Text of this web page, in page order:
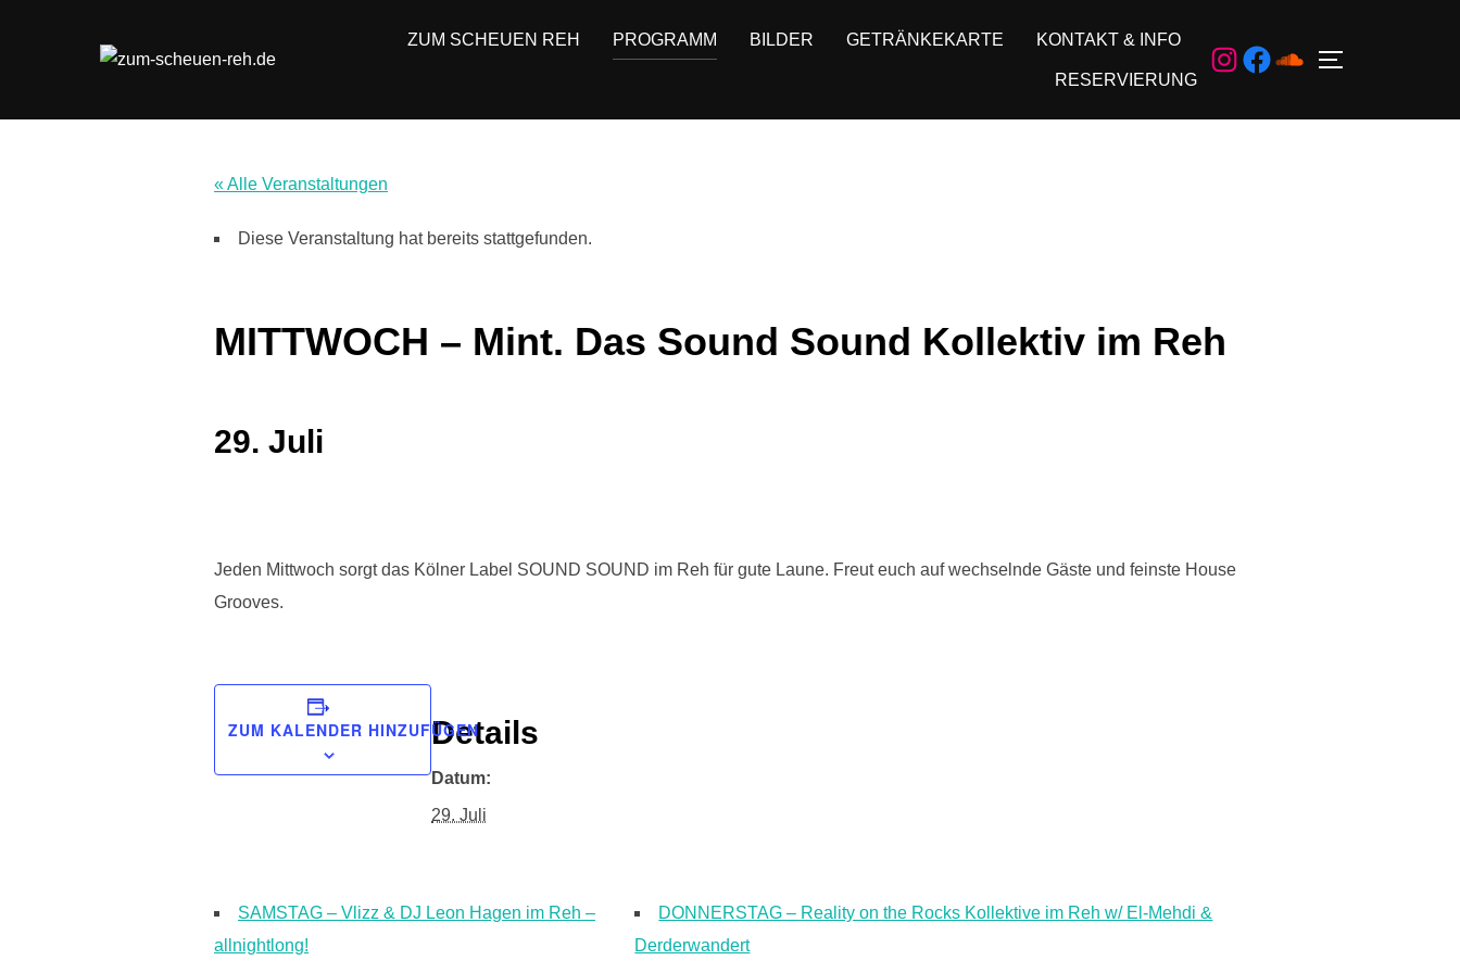
ZUM SCHEUEN REH PROGRAMM BILDER GETRÄNKEKARTE KONTAKT & INFO
RESERVIERUNG
Instagram
Facebook
Soundcloud
« Alle Veranstaltungen
Diese Veranstaltung hat bereits stattgefunden.
MITTWOCH – Mint. Das Sound Sound Kollektiv im Reh
29. Juli
Jeden Mittwoch sorgt das Kölner Label SOUND SOUND im Reh für gute Laune. Freut euch auf wechselnde Gäste und feinste House
Grooves.
ZUM KALENDER HINZUFÜGENDetails
Datum:
29. Juli
SAMSTAG – Vlizz & DJ Leon Hagen im Reh –
allnightlong!
DONNERSTAG – Reality on the Rocks Kollektive im Reh w/ El-Mehdi &
Derderwandert